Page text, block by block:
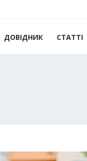
ДОВІДНИК СТАТТІ